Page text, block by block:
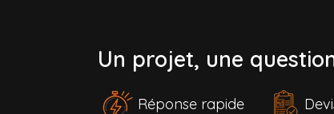
Un projet, une
Réponse rapide